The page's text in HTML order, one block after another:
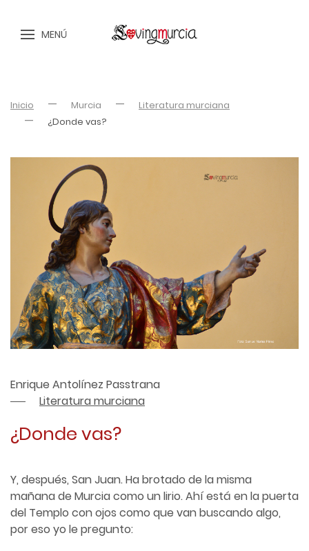
MENÚ
Inicio Murcia
Literatura murciana
¿Donde vas?
Enrique Antolínez Passtrana
Literatura murciana
¿Donde vas?
Y, después, San Juan. Ha brotado de la misma
mañana de Murcia como un lirio. Ahí está en la puerta
del Templo con ojos como que van buscando algo,
por eso yo le pregunto: